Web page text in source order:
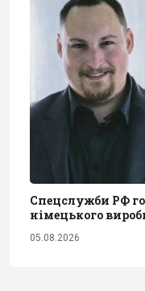
Спецслужби РФ
німецького
05.08.2026